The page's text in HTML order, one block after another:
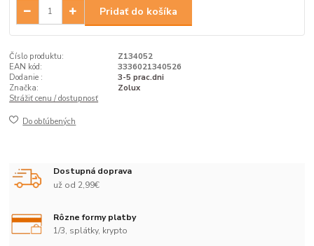
Pridať do košíka
Číslo produktu:
Z134052
EAN kód:
3336021340526
Dodanie :
3-5 prac.dni
Značka:
Zolux
Strážiť cenu / dostupnosť
Do obľúbených
Dostupná doprava
už od 2,99€
Rôzne formy platby
1/3, splátky, krypto